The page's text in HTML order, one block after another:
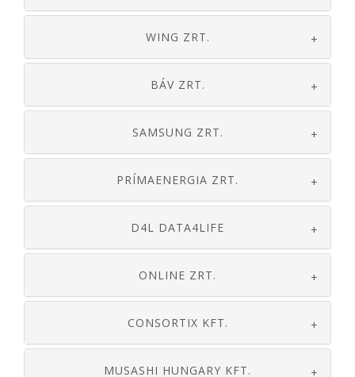
WING ZRT. +
BÁV ZRT. +
SAMSUNG ZRT. +
PRÍMAENERGIA ZRT. +
D4L DATA4LIFE +
ONLINE ZRT. +
CONSORTIX KFT. +
MUSASHI HUNGARY KFT. +